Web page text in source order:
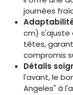
journées
cm) s'ajuste
têtes,
compromis
Détails
l'avant, le
Angeles" à